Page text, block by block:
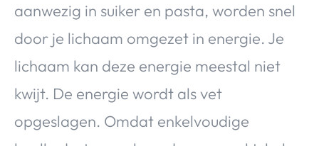
aanwezig in suiker en pasta, worden snel
door je lichaam omgezet in energie. Je
lichaam kan deze energie meestal niet
kwijt. De energie wordt als vet
opgeslagen. Omdat enkelvoudige